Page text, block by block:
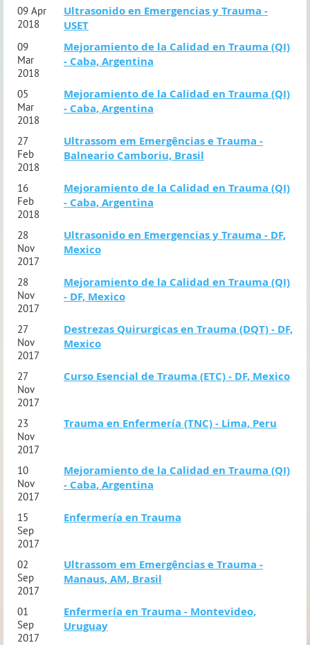
09 Apr
2018
Ultrasonido en Emergencias y Trauma -
USET
09
Mar
2018
Mejoramiento de la Calidad en Trauma (QI)
- Caba, Argentina
05
Mar
2018
Mejoramiento de la Calidad en Trauma (QI)
- Caba, Argentina
27
Feb
2018
Ultrassom em Emergências e Trauma -
Balneario Camboriu, Brasil
16
Feb
2018
Mejoramiento de la Calidad en Trauma (QI)
- Caba, Argentina
28
Nov
2017
Ultrasonido en Emergencias y Trauma - DF,
Mexico
28
Nov
2017
Mejoramiento de la Calidad en Trauma (QI)
- DF, Mexico
27
Nov
2017
Destrezas Quirurgicas en Trauma (DQT) - DF,
Mexico
27
Nov
2017
Curso Esencial de Trauma (ETC) - DF, Mexico
23
Nov
2017
Trauma en Enfermería (TNC) - Lima, Peru
10
Nov
2017
Mejoramiento de la Calidad en Trauma (QI)
- Caba, Argentina
15
Sep
2017
Enfermería en Trauma
02
Sep
2017
Ultrassom em Emergências e Trauma -
Manaus, AM, Brasil
01
Sep
2017
Enfermería en Trauma - Montevideo,
Uruguay